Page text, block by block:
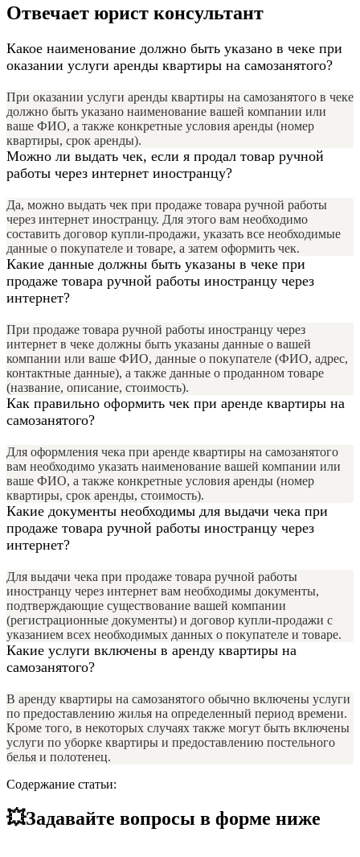
Отвечает юрист консультант
Какое наименование должно быть указано в чеке при
оказании услуги аренды квартиры на самозанятого?
При оказании услуги аренды квартиры на самозанятого в чеке
должно быть указано наименование вашей компании или
ваше ФИО, а также конкретные условия аренды (номер
квартиры, срок аренды).
Можно ли выдать чек, если я продал товар ручной
работы через интернет иностранцу?
Да, можно выдать чек при продаже товара ручной работы
через интернет иностранцу. Для этого вам необходимо
составить договор купли-продажи, указать все необходимые
данные о покупателе и товаре, а затем оформить чек.
Какие данные должны быть указаны в чеке при
продаже товара ручной работы иностранцу через
интернет?
При продаже товара ручной работы иностранцу через
интернет в чеке должны быть указаны данные о вашей
компании или ваше ФИО, данные о покупателе (ФИО, адрес,
контактные данные), а также данные о проданном товаре
(название, описание, стоимость).
Как правильно оформить чек при аренде квартиры на
самозанятого?
Для оформления чека при аренде квартиры на самозанятого
вам необходимо указать наименование вашей компании или
ваше ФИО, а также конкретные условия аренды (номер
квартиры, срок аренды, стоимость).
Какие документы необходимы для выдачи чека при
продаже товара ручной работы иностранцу через
интернет?
Для выдачи чека при продаже товара ручной работы
иностранцу через интернет вам необходимы документы,
подтверждающие существование вашей компании
(регистрационные документы) и договор купли-продажи с
указанием всех необходимых данных о покупателе и товаре.
Какие услуги включены в аренду квартиры на
самозанятого?
В аренду квартиры на самозанятого обычно включены услуги
по предоставлению жилья на определенный период времени.
Кроме того, в некоторых случаях также могут быть включены
услуги по уборке квартиры и предоставлению постельного
белья и полотенец.
Содержание статьи:
💥Задавайте вопросы в форме ниже